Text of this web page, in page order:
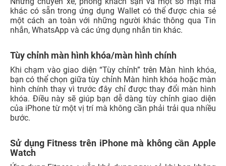
khác có sẵn trong ứng dụng Wallet có thể được chia sẻ
một cách an toàn với những người khác thông qua Tin
nhắn, WhatsApp và các ứng dụng nhắn tin khác.